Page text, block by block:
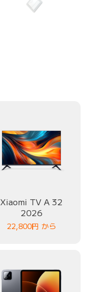
Xiaomi TV A 32
2026
22,800円 から